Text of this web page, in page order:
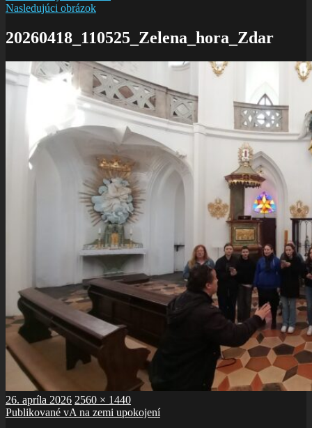
Nasledujúci obrázok
20260418_110525_Zelena_hora_Zdar
Publikované
26. apríla 2026 Plná
veľkosť
2560 × 1440
Navigácia
Publikované vA na zemi upokojení